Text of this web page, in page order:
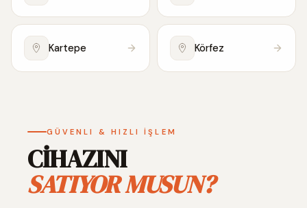
Kartepe Körfez
GÜVENLI & HIZLI İŞLEM
CİHAZINI
SATIYOR MUSUN?